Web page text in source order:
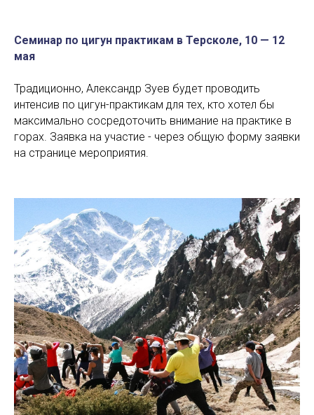
Семинар по цигун практикам в Терсколе, 10 — 12
мая
Традиционно, Александр Зуев будет проводить
интенсив по цигун-практикам для тех, кто хотел бы
максимально сосредоточить внимание на практике в
горах. Заявка на участие - через общую форму заявки
на странице мероприятия.